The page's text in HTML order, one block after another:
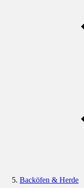
Backöfen & Herde